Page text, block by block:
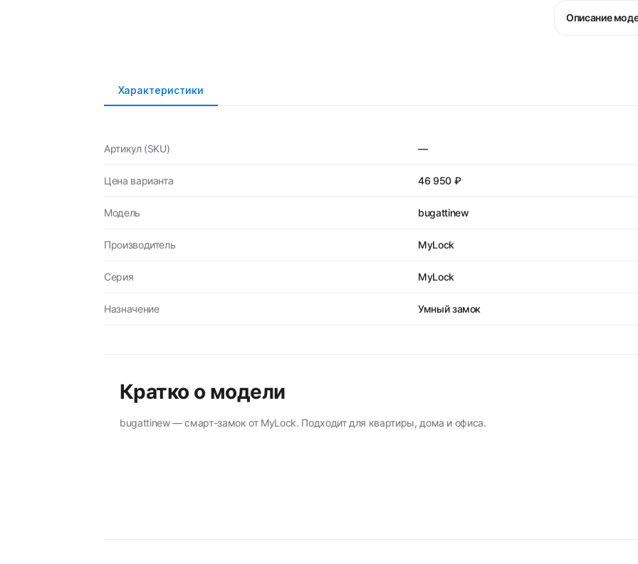
Описание
Характеристики
Артикул (SKU) —
Цена варианта 46 950 ₽
Модель bugattinew
Производитель MyLock
Серия MyLock
Назначение Умный замок
Кратко о модели
bugattinew — смарт-замок от MyLock. Подходит для квартиры, дома и офиса.